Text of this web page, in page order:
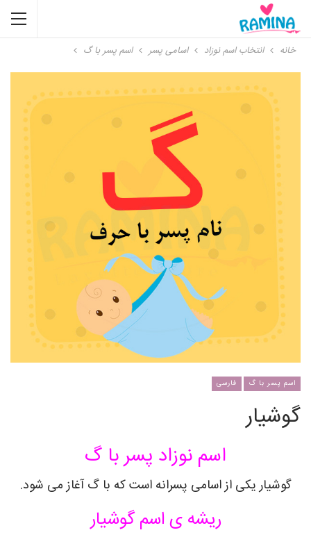
خانه انتخاب اسم نوزاد اسامی پسر اسم پسر با گ
اسم پسر با گ فارسی
گوشیار
اسم نوزاد پسر با گ
گوشیاریکی از اسامی پسرانه است که با گ آغاز می شود.
ریشه ی اسمگوشیار